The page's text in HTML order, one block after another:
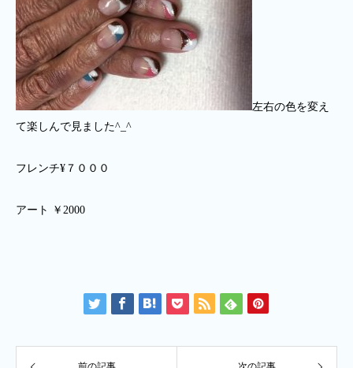
左右の色を変え
て楽しんで見ました^_^
フレンチ¥７０００
アート ￥2000